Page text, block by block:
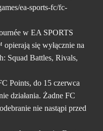
ea-sports-fc/fc-
w EA SPORTS
się wyłącznie na
Squad Battles, Rivals,
Points, do 15 czerwca
działania. Żadne FC
nie nastąpi przed